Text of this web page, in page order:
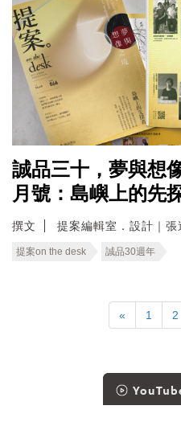
誠品三十，夢與想
月號：島嶼上的先
撰文 提案編輯室．設計｜張
提案on the desk 誠品30週年
« 1 2